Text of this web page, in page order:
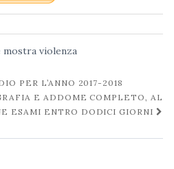
mostra violenza
PER L’ANNO 2017-2018
E ADDOME COMPLETO, AL
ESAMI ENTRO DODICI GIORNI